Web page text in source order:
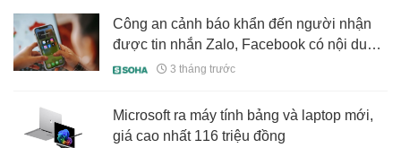
Công an cảnh báo khẩn đến người nhận
được tin nhắn Zalo, Facebook có nội dung
sau
3 tháng trước
Microsoft ra máy tính bảng và laptop mới,
giá cao nhất 116 triệu đồng